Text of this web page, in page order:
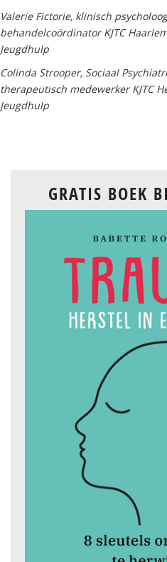
Valerie Fictorie, klinisch
behandelcoördinator KJTC
Jeugdhulp
Colinda Strooper, Sociaal
therapeutisch medewerker KJTC
Jeugdhulp
GRATIS BOEK